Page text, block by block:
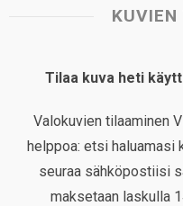
Tilaa kuva heti
Valokuvien tilaaminen
helppoa: etsi haluamasi
seuraa sähköpostiisi
maksetaan laskulla